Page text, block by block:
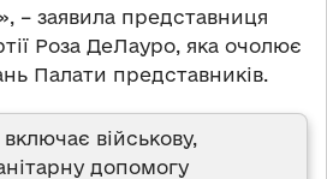
– заявила представниця
Роза ДеЛауро, яка очолює
Палати представників.
військову,
допомогу